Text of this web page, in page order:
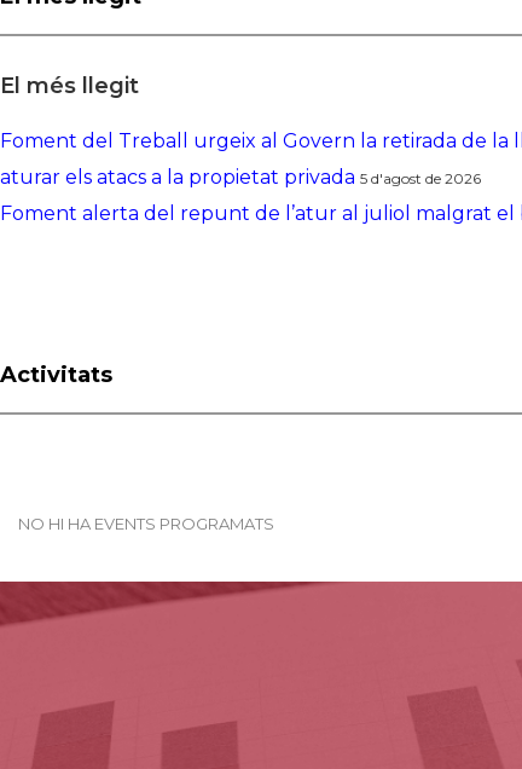
El més llegit
Foment del Treball urgeix al Govern la retirada de la
aturar els atacs a la propietat privada 5 d'agost de 2026
Foment alerta del repunt de l’atur al juliol malgrat el
Activitats
NO HI HA EVENTS PROGRAMATS